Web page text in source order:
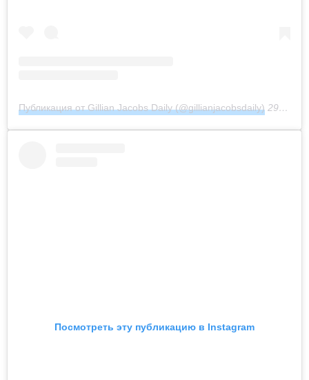
Публикация от Gillian Jacobs Daily (@gillianjacobsdaily) 29 Окт 2019 в 2:28 PDT
Посмотреть эту публикацию в Instagram